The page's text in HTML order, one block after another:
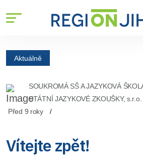
Aktuálně
SOUKROMÁ SŠ A JAZYKOVÁ
STÁTNÍ JAZYKOVÉ ZKOUŠKY, s.r.o.
Před 9 roky
Vítejte zpět!